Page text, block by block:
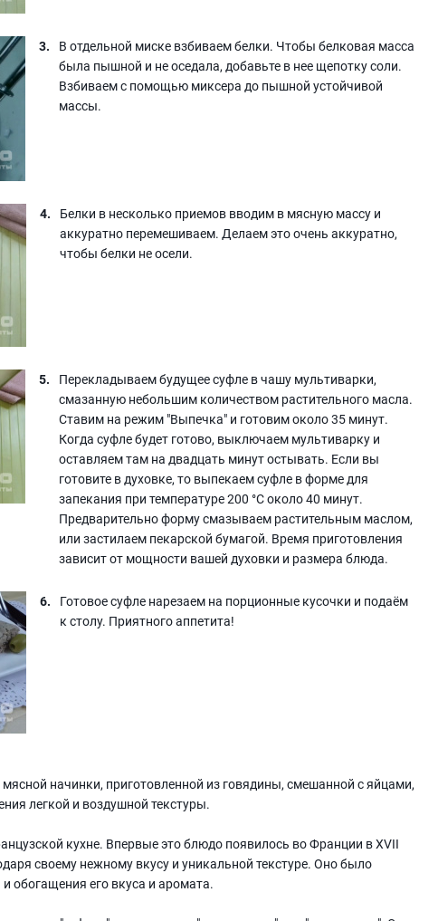
В отдельной миске взбиваем белки. Чтобы белковая масса
была пышной и не оседала, добавьте в нее щепотку соли.
Взбиваем с помощью миксера до пышной устойчивой
массы.
Белки в несколько приемов вводим в мясную массу и
аккуратно перемешиваем. Делаем это очень аккуратно,
чтобы белки не осели.
Перекладываем будущее суфле в чашу мультиварки,
смазанную небольшим количеством растительного масла.
Ставим на режим "Выпечка" и готовим около 35 минут.
Когда суфле будет готово, выключаем мультиварку и
оставляем там на двадцать минут остывать. Если вы
готовите в духовке, то выпекаем суфле в форме для
запекания при температуре 200 °С около 40 минут.
Предварительно форму смазываем растительным маслом,
или застилаем пекарской бумагой. Время приготовления
зависит от мощности вашей духовки и размера блюда.
Готовое суфле нарезаем на порционные кусочки и подаём
к столу. Приятного аппетита!
начинки, приготовленной из говядины, смешанной с яйцами,
легкой и воздушной текстуры.
кухне. Впервые это блюдо появилось во Франции в XVII
своему нежному вкусу и уникальной текстуре. Оно было
обогащения его вкуса и аромата.